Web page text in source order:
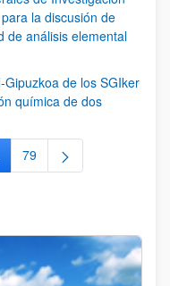
la discusión de
de análisis elemental
de los SGIker
química de dos
intermedias Use TAB
Página
79